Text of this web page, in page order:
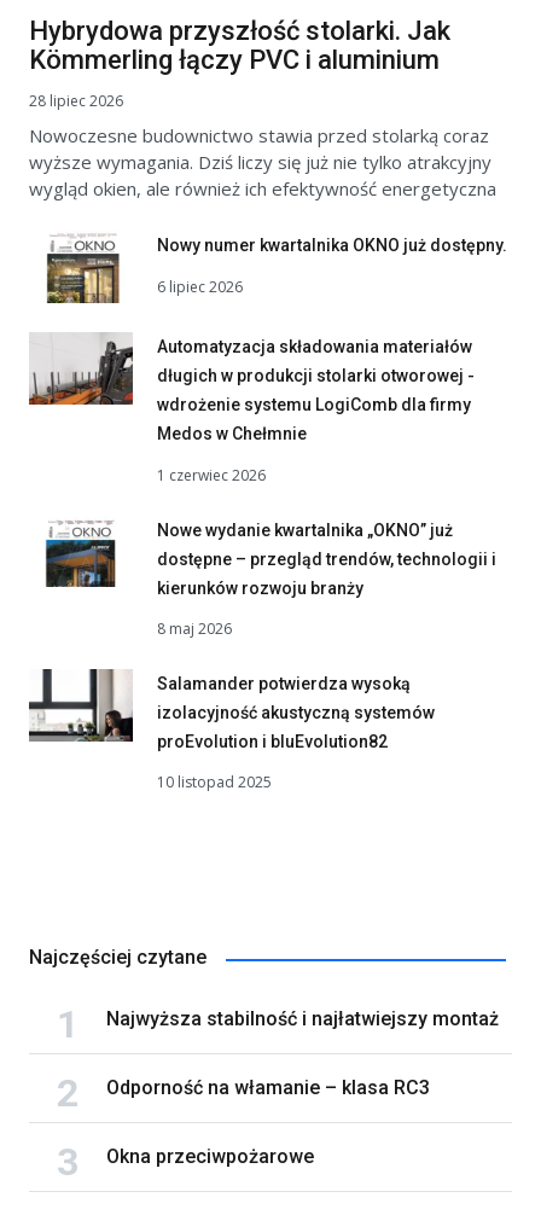
Hybrydowa przyszłość stolarki. Jak
Kömmerling łączy PVC i aluminium
28 lipiec 2026
Nowoczesne budownictwo stawia przed stolarką coraz
wyższe wymagania. Dziś liczy się już nie tylko atrakcyjny
wygląd okien, ale również ich efektywność energetyczna
Nowy numer kwartalnika OKNO już dostępny.
6 lipiec 2026
Automatyzacja składowania materiałów
długich w produkcji stolarki otworowej -
wdrożenie systemu LogiComb dla firmy
Medos w Chełmnie
1 czerwiec 2026
Nowe wydanie kwartalnika „OKNO” już
dostępne – przegląd trendów, technologii i
kierunków rozwoju branży
8 maj 2026
Salamander potwierdza wysoką
izolacyjność akustyczną systemów
proEvolution i bluEvolution82
10 listopad 2025
Najczęściej czytane
Najwyższa stabilność i najłatwiejszy montaż
Odporność na włamanie – klasa RC3
Okna przeciwpożarowe